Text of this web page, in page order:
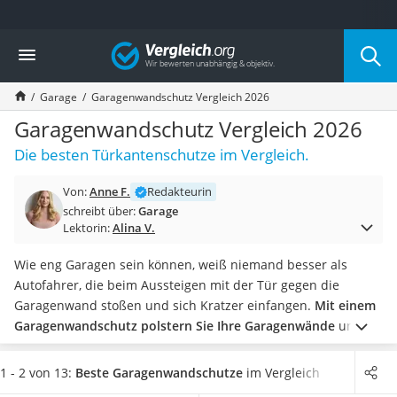
Die beliebtesten Vergleiche nach Kategorie
Auto & Motor
Fahrradträger-Anhängerkupplung (4 Fahrräder)
Fahrradträger
Fahrradträger (Anhängerkupplung)
Fahrradträger 3 Fahrräder
Benzinkanister (20 l)
Fahrradträger E-Bike
Benzinkanister
Wagenheber 3t
AGM-Batterie Wohnmobil
Thule-Fahrradträger
FM-Transmitter
Sommerreifen 205/55 R16
Autobatterie-Ladegerät
Starthilfe mit Kompressor
Vergleich
Garage Garagenwandschutz Vergleich 2026
Garagenwandschutz Vergleich 2026
Die besten Türkantenschutze im Vergleich.
Von:Anne F.
Redakteurin
schreibt über:Garage
Lektorin:Alina V.
Wie eng Garagen sein können, weiß niemand besser als
Autofahrer, die beim Aussteigen mit der Tür gegen die
Garagenwand stoßen und sich Kratzer einfangen. Mit einem
Garagenwandschutz polstern Sie Ihre Garagenwände und
sorgen dafür, dass Lackschäden undPolierschwämmeder
Vergangenheit angehören. Diverse Online-Tests zeigen, dass
1 - 2 von 13: Beste Garagenwandschutze im Vergleich